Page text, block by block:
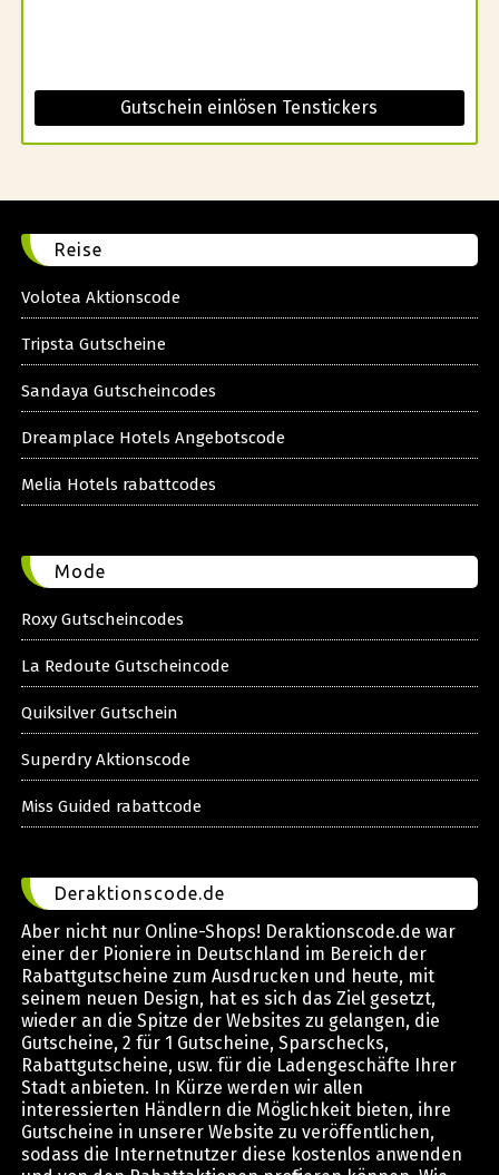
Gutschein einlösen Tenstickers
Reise
Volotea Aktionscode
Tripsta Gutscheine
Sandaya Gutscheincodes
Dreamplace Hotels Angebotscode
Melia Hotels rabattcodes
Mode
Roxy Gutscheincodes
La Redoute Gutscheincode
Quiksilver Gutschein
Superdry Aktionscode
Miss Guided rabattcode
Deraktionscode.de
Aber nicht nur Online-Shops! Deraktionscode.de war
einer der Pioniere in Deutschland im Bereich der
Rabattgutscheine zum Ausdrucken und heute, mit
seinem neuen Design, hat es sich das Ziel gesetzt,
wieder an die Spitze der Websites zu gelangen, die
Gutscheine, 2 für 1 Gutscheine, Sparschecks,
Rabattgutscheine, usw. für die Ladengeschäfte Ihrer
Stadt anbieten. In Kürze werden wir allen
interessierten Händlern die Möglichkeit bieten, ihre
Gutscheine in unserer Website zu veröffentlichen,
sodass die Internetnutzer diese kostenlos anwenden